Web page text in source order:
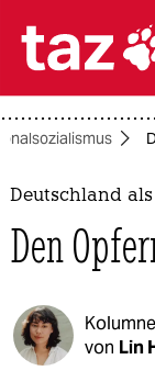
themen
politik
öko
gesellschaft
Deutschland
Den
Kolumne
von Lin